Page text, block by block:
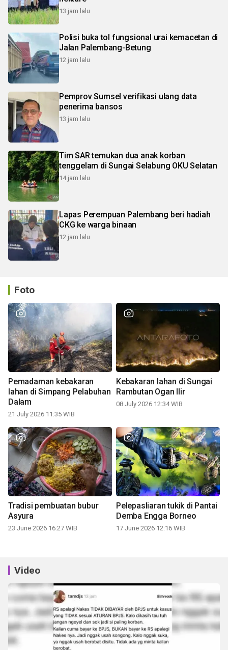
13 jam lalu
Polisi buka tol fungsional urai kemacetan di
Jalan Palembang-Betung
12 jam lalu
Pemprov Sumsel verifikasi ulang data
penerima bansos
13 jam lalu
Tim SAR temukan dua anak korban
tenggelam di Sungai Selabung OKU Selatan
14 jam lalu
Lapas Perempuan Palembang beri hadiah
CKG ke warga binaan
12 jam lalu
Foto
Pemadaman kebakaran
lahan di Simpang Pelabuhan
Dalam
21 July 2026 11:35 WIB
Kebakaran lahan di Sungai
Rambutan Ogan Ilir
08 July 2026 12:34 WIB
Tradisi pembuatan bubur
Asyura
23 June 2026 16:27 WIB
Pelepasliaran tukik di Pantai
Demba Engga Borneo
17 June 2026 12:16 WIB
Video